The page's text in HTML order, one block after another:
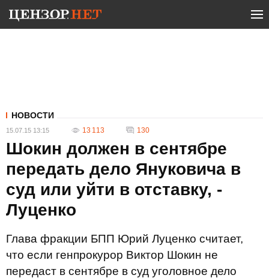
НОВОСТИ
15.07.15 13:15 13 113 130
Шокин должен в сентябре
передать дело Януковича в
суд или уйти в отставку, -
Луценко
Глава фракции БПП Юрий Луценко считает,
что если генпрокурор Виктор Шокин не
передаст в сентябре в суд уголовное дело